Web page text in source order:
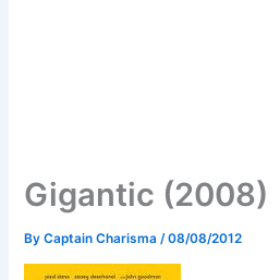
Gigantic (2008)
ByCaptain Charisma /08/08/2012